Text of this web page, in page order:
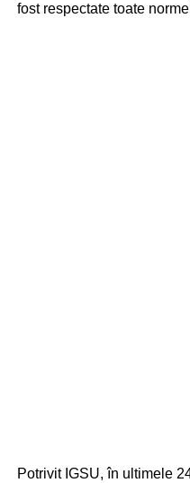
fost respectate toate
Potrivit IGSU, în ultimele